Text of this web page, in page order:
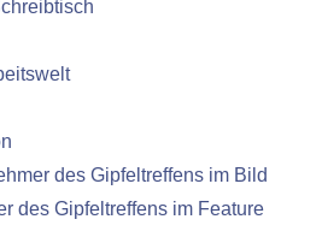
des Gipfeltreffens im Bild
des Gipfeltreffens im Feature